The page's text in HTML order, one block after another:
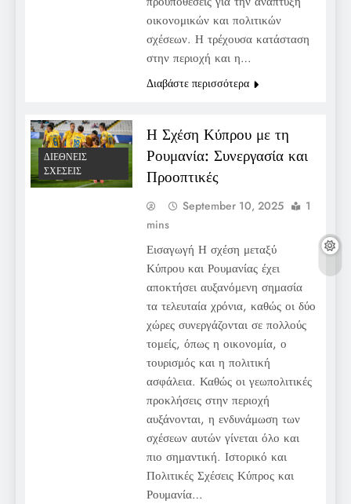
οικονομικών και πολιτικών
σχέσεων. Η τρέχουσα κατάσταση
στην περιοχή και η…
Διαβάστε περισσότερα
ΔΙΕΘΝΕΊΣ
ΣΧΈΣΕΙΣ
Η Σχέση Κύπρου με τη
Ρουμανία: Συνεργασία και
Προοπτικές
September 10, 2025
1
mins
Εισαγωγή Η σχέση μεταξύ
Κύπρου και Ρουμανίας έχει
αποκτήσει αυξανόμενη σημασία
τα τελευταία χρόνια, καθώς οι δύο
χώρες συνεργάζονται σε πολλούς
τομείς, όπως η οικονομία, ο
τουρισμός και η πολιτική
ασφάλεια. Καθώς οι γεωπολιτικές
προκλήσεις στην περιοχή
αυξάνονται, η ενδυνάμωση των
σχέσεων αυτών γίνεται όλο και
πιο σημαντική. Ιστορικό και
Πολιτικές Σχέσεις Κύπρος και
Ρουμανία…